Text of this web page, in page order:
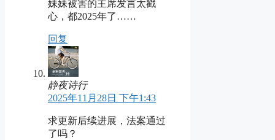
妹妹被害的主席发言太戳
心，都2025年了……
回复
静夜诗行
2025年11月28日 下午1:43
求更新后续进展，法案通过
了吗？